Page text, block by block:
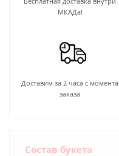
МКАДа!
Доставим за 2 часа с момента
заказа
Состав букета